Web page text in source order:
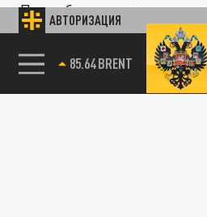
АВТОРИЗАЦИЯ
85.64 BRENT
Петербурге впервые за
+20 градусов. Главный
Жара в Санкт-
1939 года
ОБЩЕСТВО